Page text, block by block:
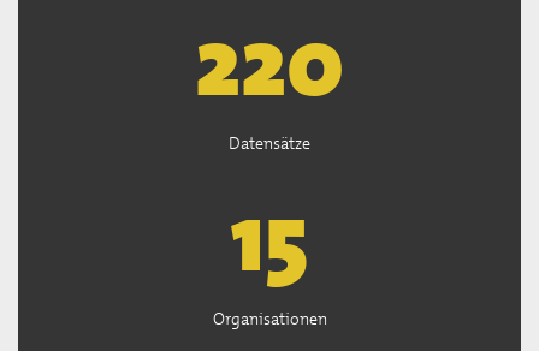
222
Datensätze
15
Organisationen